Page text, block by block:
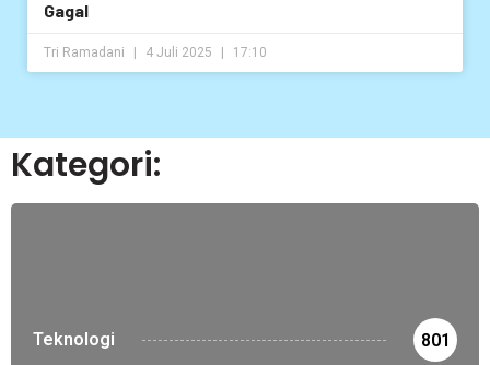
Gagal
Tri Ramadani 4 Juli 2025 17:10
Kategori:
Teknologi 801